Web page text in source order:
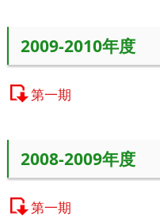
2009-2010年度
第一期
2008-2009年度
第一期